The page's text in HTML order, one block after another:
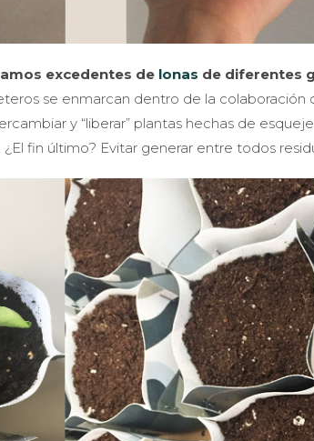
excedentes de lonas de diferentes
se enmarcan dentro de la colaboración
y “liberar” plantas hechas de
fin último? Evitar generar entre todos